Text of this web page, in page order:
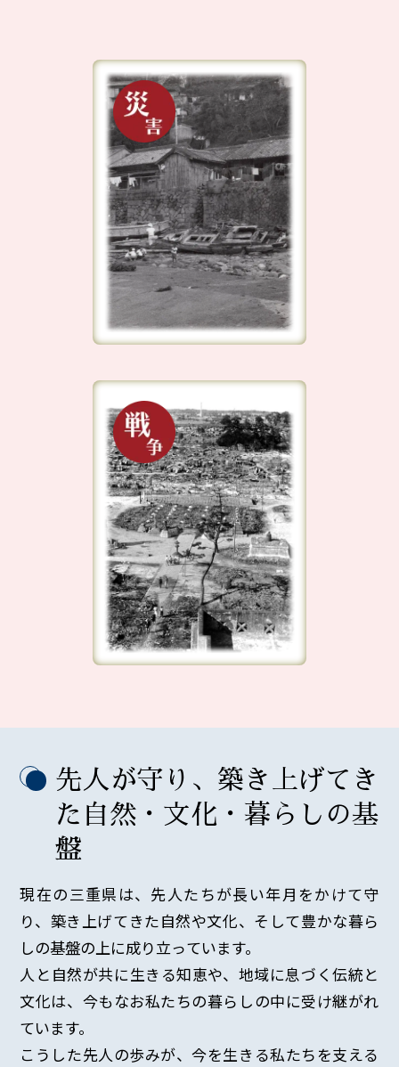
先人が守り、築き上げてき
た 自然・文化・暮らしの基
盤
現在の三重県は、先人たちが長い年月をかけて守
り、築き上げてきた自然や文化、そして豊かな暮ら
しの基盤の上に成り立っています。
人と自然が共に生きる知恵や、地域に息づく伝統と
文化は、今もなお私たちの暮らしの中に受け継がれ
ています。
こうした先人の歩みが、今を生きる私たちを支える